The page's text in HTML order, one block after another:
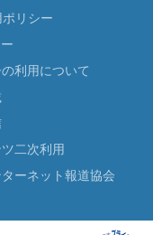
リシー
利用について
二次利用
ーネット報道協会